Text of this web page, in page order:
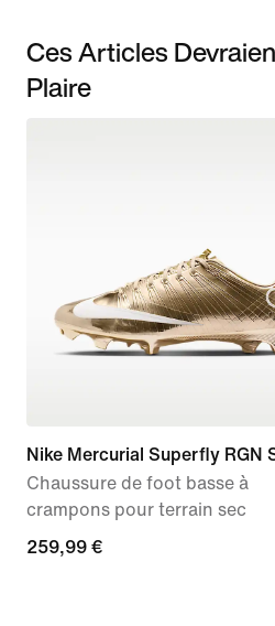
Ces Articles
Plaire
Nike Mercurial Superfly RGN
Chaussure de foot basse à
crampons pour terrain sec
259,99 €
259,99 €